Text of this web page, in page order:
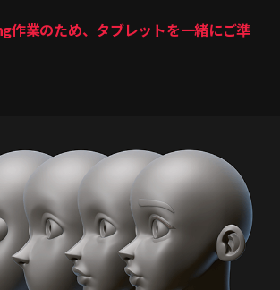
業のため、タブレットを一緒にご準